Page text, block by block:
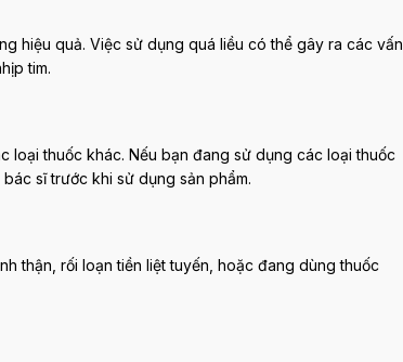
hiệu quả. Việc sử dụng quá liều có thể gây ra các vấn
tim.
thuốc khác. Nếu bạn đang sử dụng các loại thuốc
sĩ trước khi sử dụng sản phẩm.
thận, rối loạn tiền liệt tuyến, hoặc đang dùng thuốc